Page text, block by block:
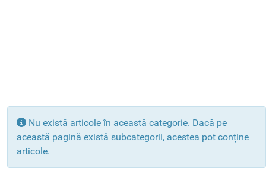
Info
Nu există articole în această categorie. Dacă pe
această pagină există subcategorii, acestea pot conține
articole.